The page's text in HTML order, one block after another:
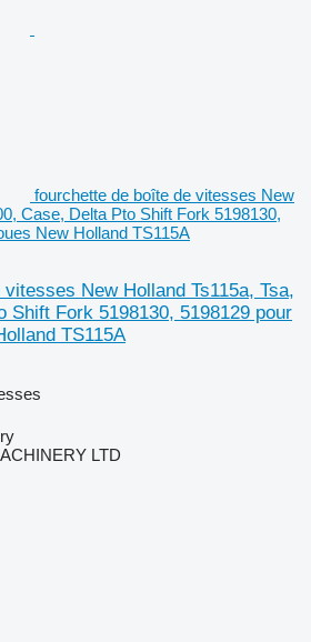
fourchette de boîte de vitesses New
Case, Delta Pto Shift Fork 5198130,
New Holland TS115A
New Holland Ts115a, Tsa,
Shift Fork 5198130, 5198129 pour
TS115A
LTD